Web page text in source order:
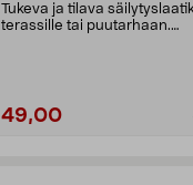
Tukeva ja tilava
terassille tai puutarhaan.
49,00